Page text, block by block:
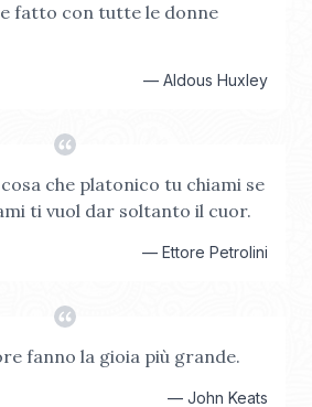
fatto con tutte le donne
— Aldous Huxley
che platonico tu chiami se
ti vuol dar soltanto il cuor.
— Ettore Petrolini
fanno la gioia più grande.
— John Keats